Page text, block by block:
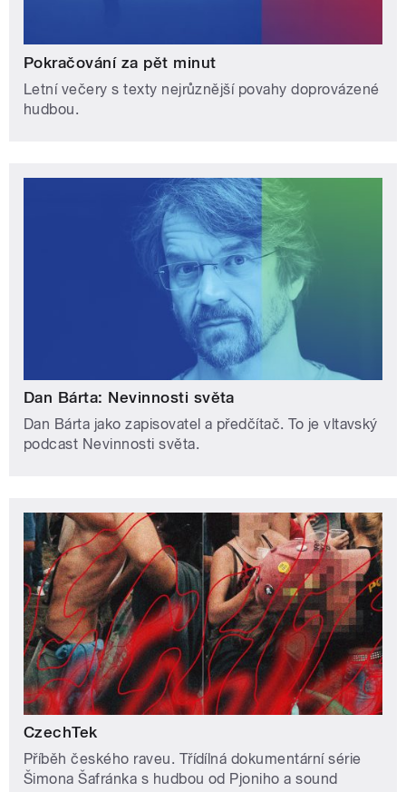
Pokračování za pět minut
Letní večery s texty nejrůznější povahy doprovázené
hudbou.
Dan Bárta: Nevinnosti světa
Dan Bárta jako zapisovatel a předčítač. To je vltavský
podcast Nevinnosti světa.
CzechTek
Příběh českého raveu. Třídílná dokumentární série
Šimona Šafránka s hudbou od Pjoniho a sound